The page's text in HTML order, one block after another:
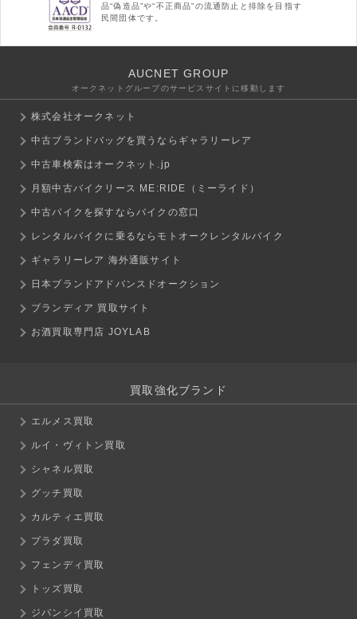
品“偽造品”や“不正商品”の流通防止と排除を目指す
民間団体です。
AUCNET GROUP
オークネットグループのサービスサイトに移動します
株式会社オークネット
中古ブランドバッグを買うならギャラリーレア
中古車検索はオークネット.jp
月額中古バイクリース ME:RIDE（ミーライド）
中古バイクを探すならバイクの窓口
レンタルバイクに乗るならモトオークレンタルバイク
ギャラリーレア 海外通販サイト
日本ブランドアドバンスドオークション
ブランディア 買取サイト
お酒買取専門店 JOYLAB
買取強化ブランド
エルメス買取
ルイ・ヴィトン買取
シャネル買取
グッチ買取
カルティエ買取
プラダ買取
フェンディ買取
トッズ買取
ジバンシイ買取